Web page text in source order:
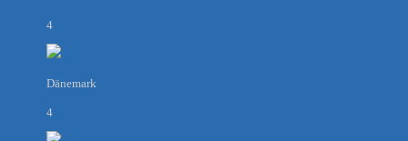
4
Dänemark
4